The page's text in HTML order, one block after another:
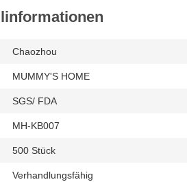
Chaozhou
MUMMY'S HOME
SGS/ FDA
MH-KB007
500 Stück
Verhandlungsfähig